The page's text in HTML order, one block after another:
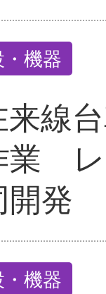
機器
線
業
発
機器